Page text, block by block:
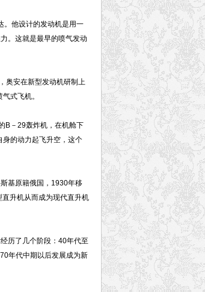
他设计的发动机是用一
。这就是最早的喷气发动
奥安在新型发动机研制上
式飞机。
B－29轰炸机，在机舱下
的动力起飞升空，这个
基原籍俄国，1930年移
升机从而成为现代直升机
历了几个阶段：40年代至
年代中期以后发展成为新